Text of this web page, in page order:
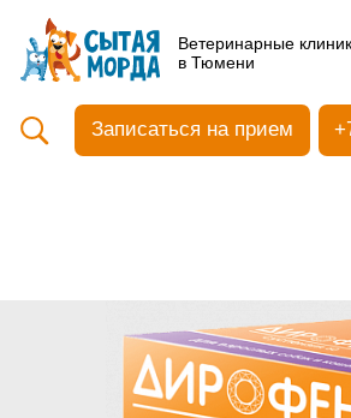
Ветеринарные клиники
в Тюмени
Кастрация собак
Вакцинация
Ультразвуковая чистка зубов
Общий анализ крови